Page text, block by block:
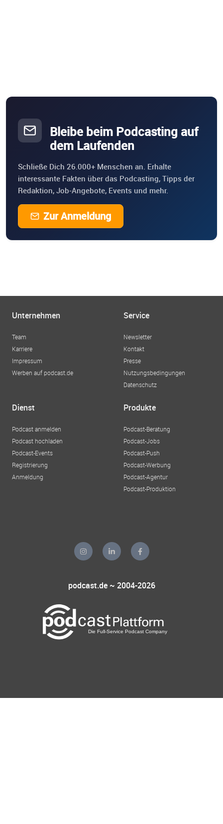
Bleibe beim Podcasting auf
dem Laufenden
Schließe Dich 26.000+ Menschen an. Erhalte
interessante Fakten über das Podcasting, Tipps der
Redaktion, Job-Angebote, Events und mehr.
Zur Anmeldung
Unternehmen
Team
Karriere
Impressum
Werben auf podcast.de
Service
Newsletter
Kontakt
Presse
Nutzungsbedingungen
Datenschutz
Dienst
Podcast anmelden
Podcast hochladen
Podcast-Events
Registrierung
Anmeldung
Produkte
Podcast-Beratung
Podcast-Jobs
Podcast-Push
Podcast-Werbung
Podcast-Agentur
Podcast-Produktion
podcast.de ~ 2004-2026